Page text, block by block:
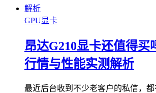
GPU显卡
昂达G210显卡还值得买
行情与性能实测解析
最近后台收到不少老客户的私信，都